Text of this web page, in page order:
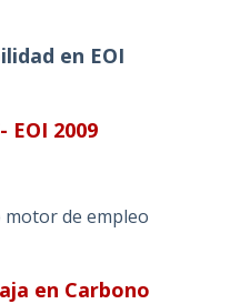
en EOI
EOI 2009
motor de empleo
en Carbono